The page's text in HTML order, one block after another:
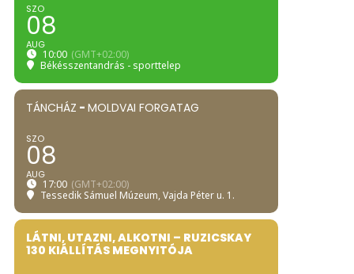
SZO
08
AUG
10:00 (GMT+02:00)
Békésszentandrás - sporttelep
TÁNCHÁZ - MOLDVAI FORGATAG
SZO
08
AUG
17:00 (GMT+02:00)
Tessedik Sámuel Múzeum, Vajda Péter u. 1.
LÁTNI, UTAZNI, ALKOTNI – RUZICSKAY
130 KIÁLLÍTÁS MEGNYITÓJA